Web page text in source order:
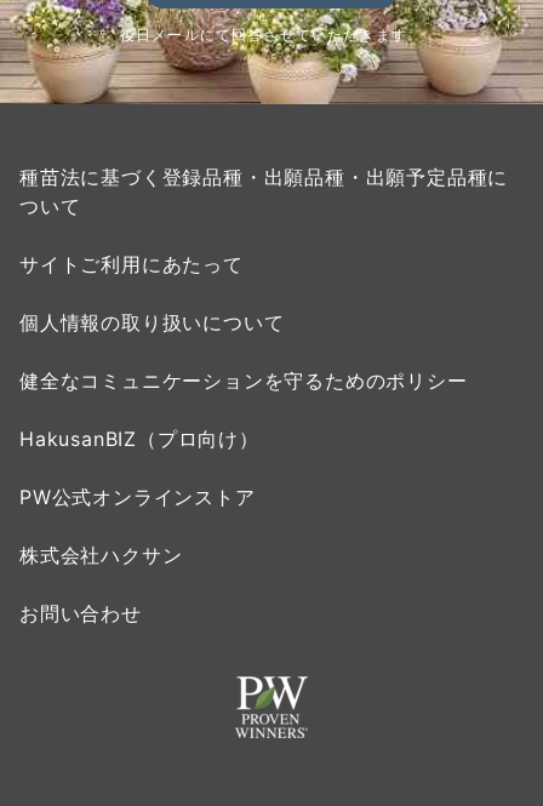
後日メールにて回答させていただきます。
種苗法に基づく登録品種・出願品種・出願予定品種に
ついて
サイトご利用にあたって
個人情報の取り扱いについて
健全なコミュニケーションを守るためのポリシー
HakusanBIZ（プロ向け）
PW公式オンラインストア
株式会社ハクサン
お問い合わせ